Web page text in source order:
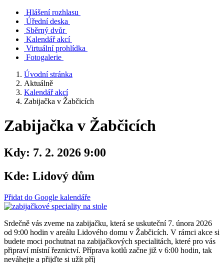
Hlášení rozhlasu
Úřední deska
Sběrný dvůr
Kalendář akcí
Virtuální prohlídka
Fotogalerie
Úvodní stránka
Aktuálně
Kalendář akcí
Zabijačka v Žabčicích
Zabijačka v Žabčicích
Kdy: 7. 2. 2026 9:00
Kde: Lidový dům
Přidat do Google kalendáře
Srdečně vás zveme na zabijačku, která se uskuteční 7. února 2026
od 9:00 hodin v areálu Lidového domu v Žabčicích. V rámci akce si
budete moci pochutnat na zabijačkových specialitách, které pro vás
připraví místní řeznictví. Příprava kotlů začne již v 6:00 hodin, tak
neváhejte a přijďte si užít příj